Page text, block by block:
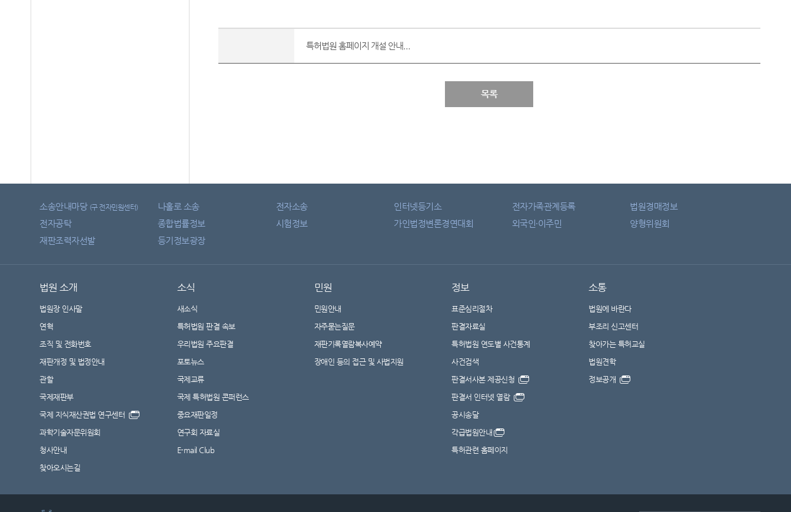
특허법원 홈페이지 개설 안내...
목록
소송안내마당 (구 전자민원센터) 나홀로 소송 전자소송 인터넷등기소 전자가족관계등록
법원경매정보
전자공탁
종합법률정보 시험정보 가인법정변론경연대회 외국인·이주민
양형위원회
재판조력자선발
등기정보광장
법원 소개
법원장 인사말
연혁
조직 및 전화번호
재판개정 및 법정안내
관할
국제재판부
국제 지식재산권법 연구센터
과학기술자문위원회
청사안내
찾아오시는길
소식
새소식
특허법원 판결 속보
우리법원 주요판결
포토뉴스
국제교류
국제 특허법원 콘퍼런스
중요재판일정
연구회 자료실
E-mail Club
민원
민원안내
자주묻는질문
재판기록열람복사예약
장애인 등의 접근 및 사법지원
정보
표준심리절차
판결자료실
특허법원 연도별 사건통계
사건검색
판결서사본 제공신청
판결서 인터넷 열람
공시송달
각급법원안내
특허관련 홈페이지
소통
법원에 바란다
부조리 신고센터
찾아가는 특허교실
법원견학
정보공개